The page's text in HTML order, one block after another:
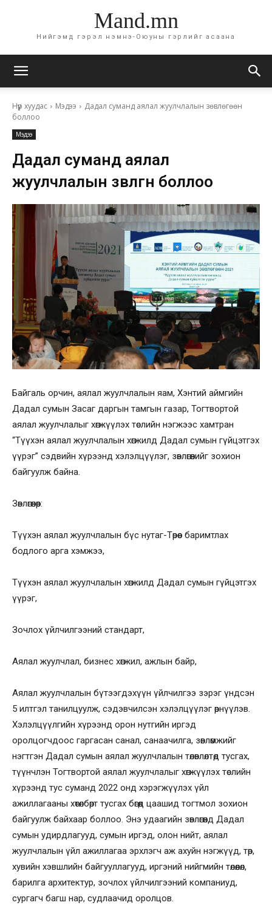
Mand.mn
Нийгэмд гэрэл нэмнэ-Оюуны гэрлийг асаана
Нүүр хуудас Мэдээ
Дадал суманд аялал жуулчлалын зөвлөгөөн
боллоо
Мэдээ
Дадал суманд аялал
жуулчлалын зөвлөгөөн боллоо
Байгаль орчин, аялал жуулчлалын яам, Хэнтий аймгийн
Дадал сумын Засаг даргын тамгын газар, Тогтвортой
аялал жуулчлалыг хөгжүүлэх төслийн нэгжээс хамтран
“Түүхэн аялал жуулчлалын хөгжилд Дадал сумын гүйцэтгэх
үүрэг” сэдвийн хүрээнд хэлэлцүүлэг, зөвлөгөөнийг зохион
байгуулж байна.
Зөвлөгөөнөөр:
Түүхэн аялал жуулчлалын бүс нутаг-Төрөөс баримтлах
бодлого арга хэмжээ,
Түүхэн аялал жуулчлалын хөгжилд Дадал сумын гүйцэтгэх
үүрэг,
Зочлох үйлчилгээний стандарт,
Аялал жуулчлал, бизнес хөгжил, ажлын байр,
Аялал жуулчлалын бүтээгдэхүүн үйлчилгээ зэрэг үндсэн
5 илтгэл танилцуулж, сэдэвчилсэн хэлэлцүүлэг өрнүүлэв.
Хэлэлцүүлгийн хүрээнд орон нутгийн иргэд
оролцогчдоос гаргасан санал, санаачилга, зөвлөмжийг
нэгтгэн Дадал сумын аялал жуулчлалын төлөвлөлтөд тусгах,
түүнчлэн Тогтвортой аялал жуулчлалыг хөгжүүлэх төслийн
хүрээнд тус суманд 2022 онд хэрэгжүүлэх үйл
ажиллагааны хөтөлбөрт тусгах бөгөөд цаашид тогтмол зохион
байгуулж байхаар боллоо. Энэ удаагийн зөвлөгөөнд Дадал
сумын удирдлагууд, сумын иргэд, олон нийт, аялал
жуулчлалын үйл ажиллагаа эрхлэгч аж ахуйн нэгжүүд, төр,
хувийн хэвшлийн байгууллагууд, иргэний нийгмийн төлөөлөл,
барилга архитектур, зочлох үйлчилгээний компаниуд,
сургагч багш нар, судлаачид оролцов.